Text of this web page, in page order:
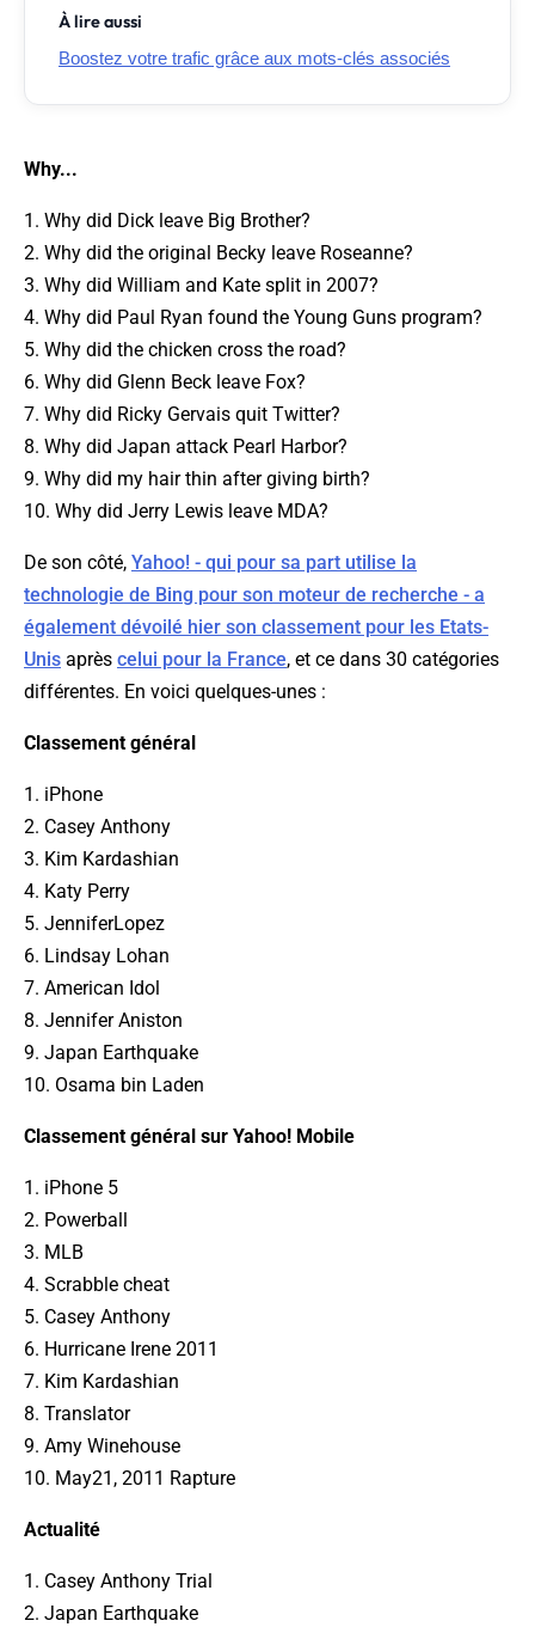
À lire aussi
Boostez votre trafic grâce aux mots-clés associés
Why...
1. Why did Dick leave Big Brother?
2. Why did the original Becky leave Roseanne?
3. Why did William and Kate split in 2007?
4. Why did Paul Ryan found the Young Guns program?
5. Why did the chicken cross the road?
6. Why did Glenn Beck leave Fox?
7. Why did Ricky Gervais quit Twitter?
8. Why did Japan attack Pearl Harbor?
9. Why did my hair thin after giving birth?
10. Why did Jerry Lewis leave MDA?
De son côté, Yahoo! - qui pour sa part utilise la
technologie de Bing pour son moteur de recherche - a
également dévoilé hier son classement pour les Etats-
Unis après celui pour la France, et ce dans 30 catégories
différentes. En voici quelques-unes :
Classement général
1. iPhone
2. Casey Anthony
3. Kim Kardashian
4. Katy Perry
5. JenniferLopez
6. Lindsay Lohan
7. American Idol
8. Jennifer Aniston
9. Japan Earthquake
10. Osama bin Laden
Classement général sur Yahoo! Mobile
1. iPhone 5
2. Powerball
3. MLB
4. Scrabble cheat
5. Casey Anthony
6. Hurricane Irene 2011
7. Kim Kardashian
8. Translator
9. Amy Winehouse
10. May21, 2011 Rapture
Actualité
1. Casey Anthony Trial
2. Japan Earthquake